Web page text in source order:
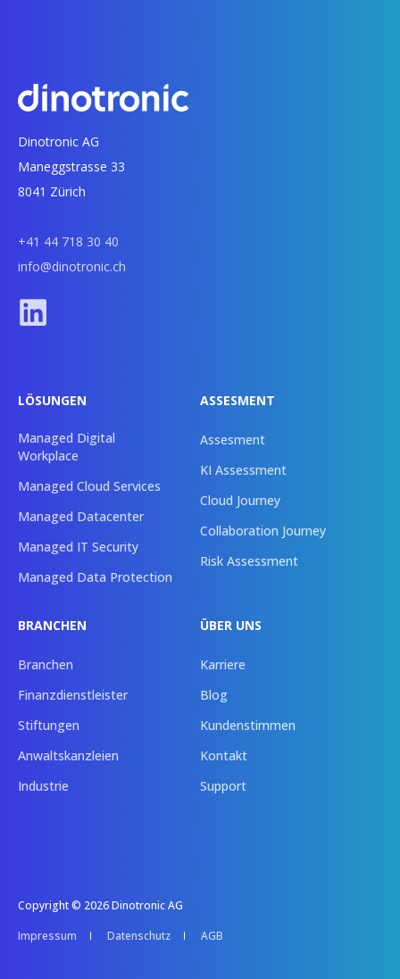
Dinotronic AG
Maneggstrasse 33
8041 Zürich
+41 44 718 30 40
info@dinotronic.ch
LÖSUNGEN
Managed Digital
Workplace
Managed Cloud Services
Managed Datacenter
Managed IT Security
Managed Data Protection
ASSESMENT
Assesment
KI Assessment
Cloud Journey
Collaboration Journey
Risk Assessment
BRANCHEN
Branchen
Finanzdienstleister
Stiftungen
Anwaltskanzleien
Industrie
ÜBER UNS
Karriere
Blog
Kundenstimmen
Kontakt
Support
Copyright © 2026 Dinotronic AG
Impressum
Datenschutz AGB